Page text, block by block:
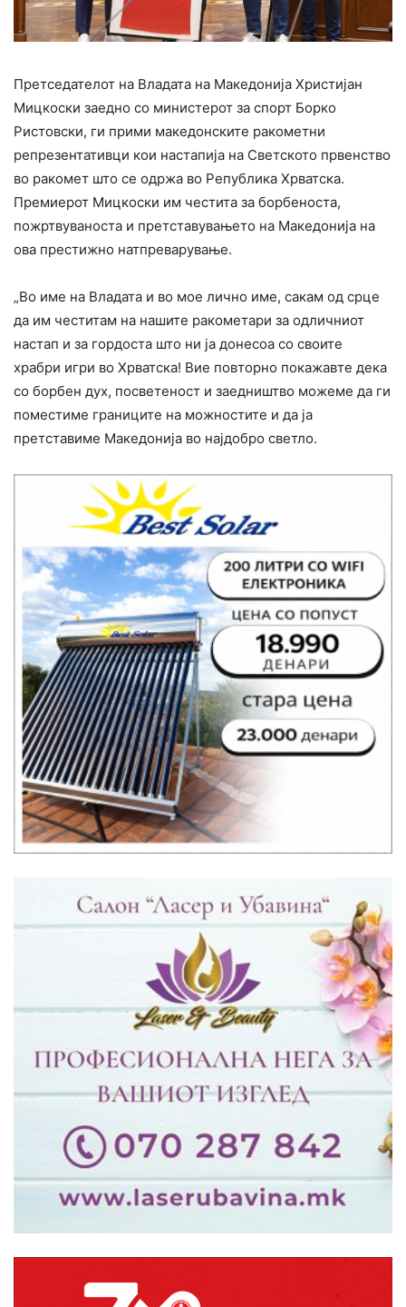
Претседателот на Владата на Македонија Христијан
Мицкоски заедно со министерот за спорт Борко
Ристовски, ги прими македонските ракометни
репрезентативци кои настапија на Светското првенство
во ракомет што се одржа во Република Хрватска.
Премиерот Мицкоски им честита за борбеноста,
пожртвуваноста и претставувањето на Македонија на
ова престижно натпреварување.
„Во име на Владата и во мое лично име, сакам од срце
да им честитам на нашите ракометари за одличниот
настап и за гордоста што ни ја донесоа со своите
храбри игри во Хрватска! Вие повторно покажавте дека
со борбен дух, посветеност и заедништво можеме да ги
поместиме границите на можностите и да ја
претставиме Македонија во најдобро светло.